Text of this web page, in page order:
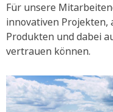
Für unsere
innovativen
Produkten und dabei
vertrauen können.